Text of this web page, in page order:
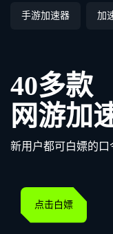
手游加速器 加
40多款
网游加
新用户都可白嫖的口
点击白嫖